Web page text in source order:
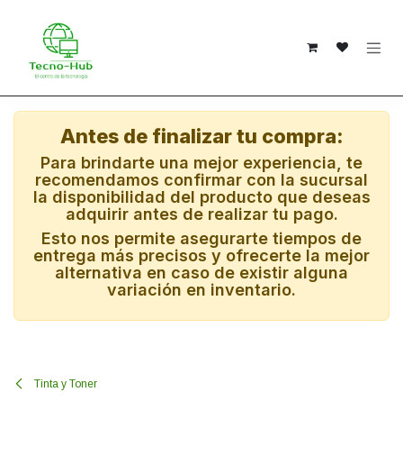
Antes de finalizar tu compra:
Para brindarte una mejor experiencia, te
recomendamos confirmar con la sucursal
la disponibilidad del producto que deseas
adquirir antes de realizar tu pago.
Esto nos permite asegurarte tiempos de
entrega más precisos y ofrecerte la mejor
alternativa en caso de existir alguna
variación en inventario.
Tinta y Toner